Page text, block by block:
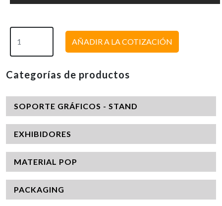
AÑADIR A LA COTIZACIÓN
Categorías de productos
SOPORTE GRÁFICOS - STAND
EXHIBIDORES
MATERIAL POP
PACKAGING